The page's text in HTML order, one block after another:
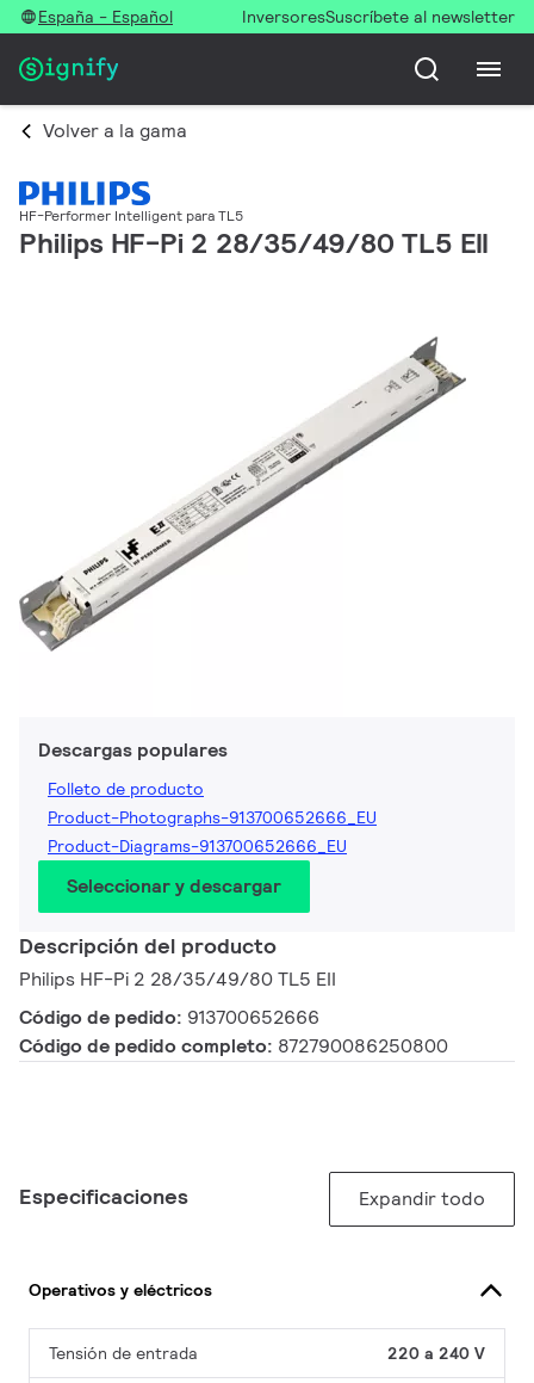
España - Español InversoresSuscríbete al newsletter
Volver a la gama
HF-Performer Intelligent para TL5
Philips HF-Pi 2 28/35/49/80 TL5 EII
Descargas populares
Folleto de producto
Product-Photographs-913700652666_EU
Product-Diagrams-913700652666_EU
Seleccionar y descargar
Descripción del producto
Philips HF-Pi 2 28/35/49/80 TL5 EII
Código de pedido: 913700652666
Código de pedido completo: 872790086250800
Especificaciones Expandir todo
Operativos y eléctricos
Tensión de entrada 220 a 240 V